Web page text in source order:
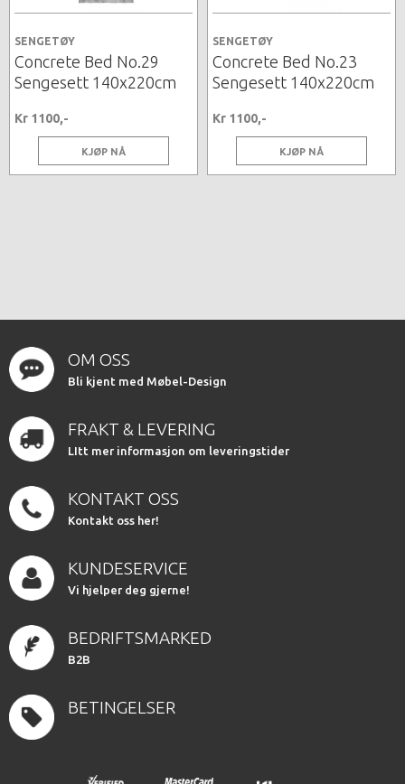
SENGETØY
Concrete Bed No.29
Sengesett 140x220cm
Kr 1100,-
KJØP NÅ
SENGETØY
Concrete Bed No.23
Sengesett 140x220cm
Kr 1100,-
KJØP NÅ
OM OSS
Bli kjent med Møbel-Design
FRAKT & LEVERING
LItt mer informasjon om leveringstider
KONTAKT OSS
Kontakt oss her!
KUNDESERVICE
Vi hjelper deg gjerne!
BEDRIFTSMARKED
B2B
BETINGELSER